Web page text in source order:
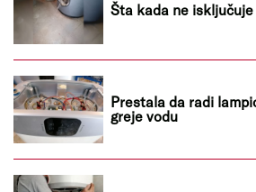
Šta kada ne
Prestala da radi
greje vodu